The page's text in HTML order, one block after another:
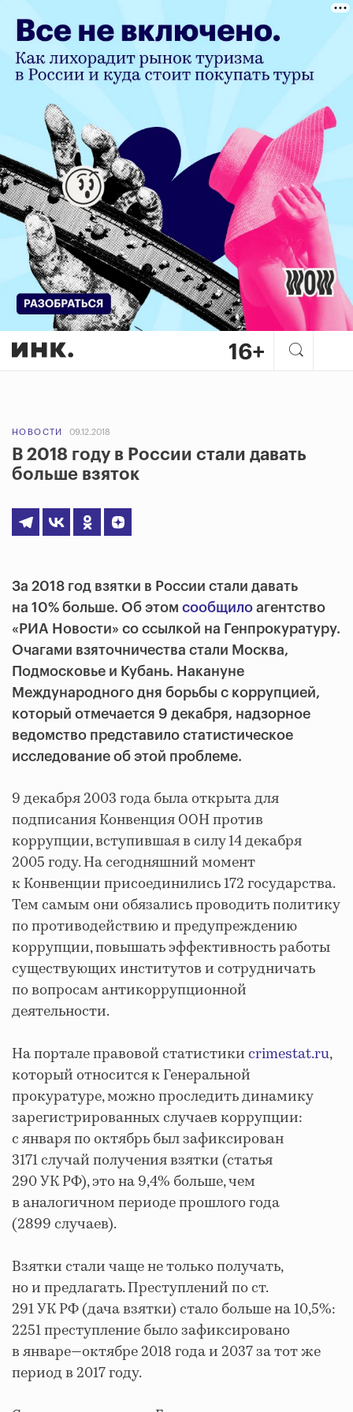
НОВОСТИ 09.12.2018
В 2018 году в России стали давать
больше взяток
За 2018 год взятки в России стали давать
на 10% больше. Об этом сообщило агентство
«РИА Новости» со ссылкой на Генпрокуратуру.
Очагами взяточничества стали Москва,
Подмосковье и Кубань. Накануне
Международного дня борьбы с коррупцией,
который отмечается 9 декабря, надзорное
ведомство представило статистическое
исследование об этой проблеме.
9 декабря 2003 года была открыта для
подписания Конвенция ООН против
коррупции, вступившая в силу 14 декабря
2005 году. На сегодняшний момент
к Конвенции присоединились 172 государства.
Тем самым они обязались проводить политику
по противодействию и предупреждению
коррупции, повышать эффективность работы
существующих институтов и сотрудничать
по вопросам антикоррупционной
деятельности.
На портале правовой статистикиcrimestat.ru,
который относится к Генеральной
прокуратуре, можно проследить динамику
зарегистрированных случаев коррупции:
с января по октябрь был зафиксирован
3171 случай получения взятки (статья
290 УК РФ), это на 9,4% больше, чем
в аналогичном периоде прошлого года
(2899 случаев).
Взятки стали чаще не только получать,
но и предлагать. Преступлений по ст.
291 УК РФ (дача взятки) стало больше на 10,5%:
2251 преступление было зафиксировано
в январе—октябре 2018 года и 2037 за тот же
период в 2017 году.